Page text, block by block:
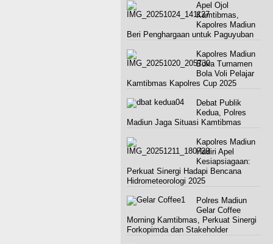
Apel Ojol
Kamtibmas,
Kapolres Madiun
Beri Penghargaan untuk Paguyuban
Kapolres Madiun
Buka Turnamen
Bola Voli Pelajar
Kamtibmas Kapolres Cup 2025
Debat Publik
Kedua, Polres
Madiun Jaga Situasi Kamtibmas
Kapolres Madiun
Hadiri Apel
Kesiapsiagaan:
Perkuat Sinergi Hadapi Bencana
Hidrometeorologi 2025
Polres Madiun
Gelar Coffee
Morning Kamtibmas, Perkuat Sinergi
Forkopimda dan Stakeholder